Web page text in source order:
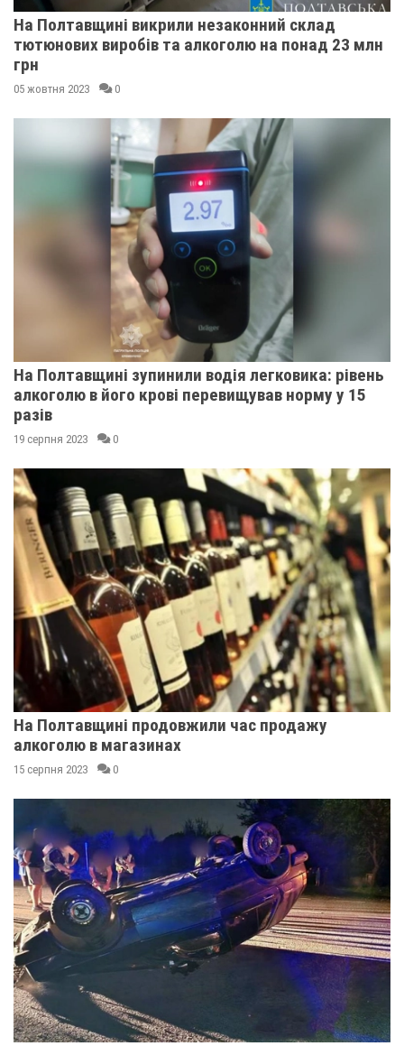
На Полтавщині викрили незаконний склад
тютюнових виробів та алкоголю на понад 23 млн
грн
05 жовтня 2023 0
На Полтавщині зупинили водія легковика: рівень
алкоголю в його крові перевищував норму у 15
разів
19 серпня 2023 0
На Полтавщині продовжили час продажу
алкоголю в магазинах
15 серпня 2023 0